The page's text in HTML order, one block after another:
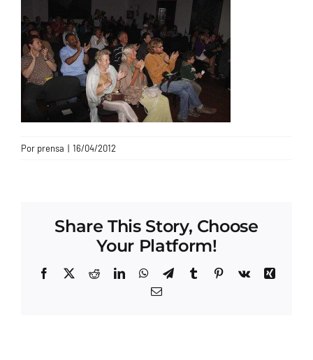
CONTACTO
Por prensa | 16/04/2012
Share This Story, Choose
Your Platform!
Facebook
X RedditLinkedInWhatsApp
TelegramTumblrPinterest
Vk
Xing
Correo